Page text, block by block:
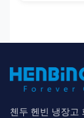
첸두 헨빈 냉장고